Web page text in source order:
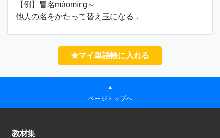
【例】冒名màomíng～
他人の名をかたって替え玉になる．
★マイ単語帳に入れる
▲
ページトップへ
教材集